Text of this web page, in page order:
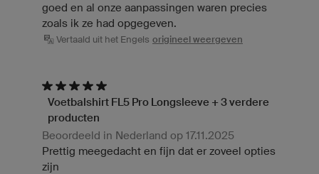
goed en al onze aanpassingen waren precies
zoals ik ze had opgegeven.
Vertaald uit het Engels origineel weergeven
Voetbalshirt FL5 Pro Longsleeve + 3 verdere
producten
Beoordeeld in Nederland op 17.11.2025
Prettig meegedacht en fijn dat er zoveel opties
zijn